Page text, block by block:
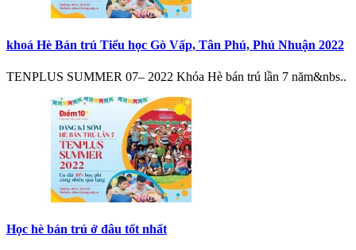
khoá Hè Bán trú Tiểu học Gò Vấp, Tân Phú, Phú Nhuận 2022
TENPLUS SUMMER 07– 2022 Khóa Hè bán trú lần 7 năm&nbs..
Học hè bán trú ở đâu tốt nhất